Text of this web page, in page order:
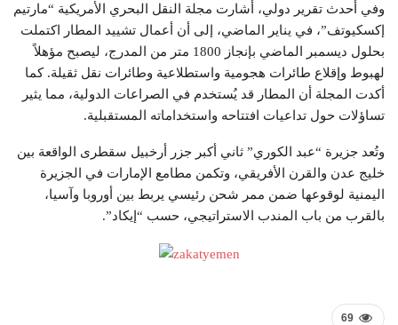
وفي أحدث تقرير دولي، أشارت مجلة النقل البحري الأمريكية “مارتيم
إكسكيوتف”، في يناير الماضي، إلى أن أعمال تشييد المطار اكتملت
بحلول ديسمبر الماضي بإنجاز 1800 متر من المدرج، ليصبح مؤهلاً
لهبوط وإقلاع طائرات هجومية واستطلاعية وطائرات نقل ثقيلة. كما
أكدت المجلة أن المطار قد يُستخدم في الصراعات الدولية، مما يثير
تساؤلات حول تداعيات افتتاحه واستخداماته المستقبلية.
وتُعد جزيرة “عبد الكوري” ثاني أكبر جزر أرخبيل سقطرى الواقعة بين
خليج عدن والقرن الأفريقي، وتكمن مطامع الإمارات في الجزيرة
اليمنية لوقوعها ضمن ممر شحن رئيسي يربط بين أوروبا وآسيا،
بالقرب من باب المندب الاستراتيجي، حسب “إيكاد”.
69